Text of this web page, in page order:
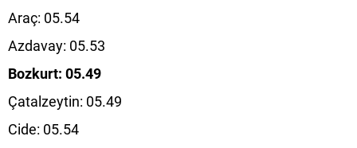
Araç: 05.54
Azdavay: 05.53
Bozkurt: 05.49
Çatalzeytin: 05.49
Cide: 05.54